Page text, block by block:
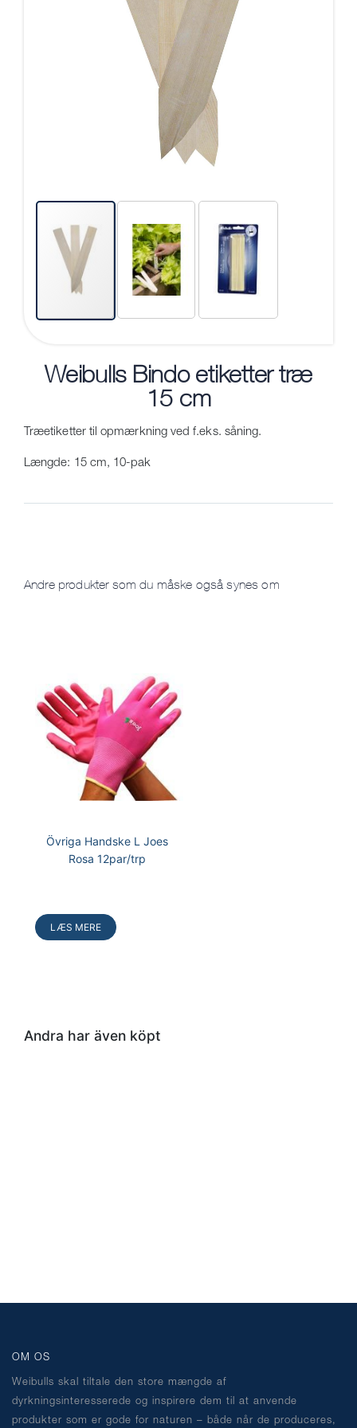
Weibulls Bindo etiketter træ
15 cm
Træetiketter til opmærkning ved f.eks. såning.
Længde: 15 cm, 10-pak
Andre produkter som du måske også synes om
Övriga Handske L Joes
Rosa 12par/trp
kurv
LÆS MERE
Andra har även köpt
OM OS
Weibulls skal tiltale den store mængde af
dyrkningsinteresserede og inspirere dem til at anvende
produkter som er gode for naturen – både når de produceres,